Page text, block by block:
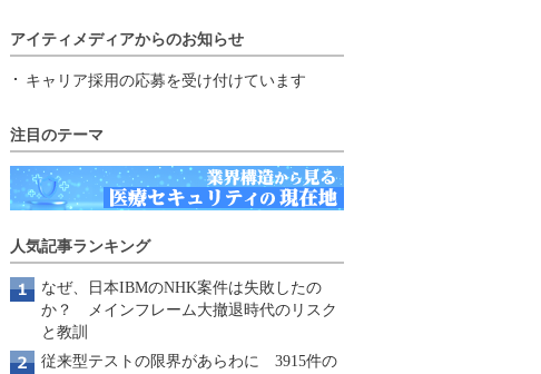
アイティメディアからのお知らせ
キャリア採用の応募を受け付けています
注目のテーマ
人気記事ランキング
なぜ、日本IBMのNHK案件は失敗したの
か？ メインフレーム大撤退時代のリスク
と教訓
従来型テストの限界があらわに 3915件の